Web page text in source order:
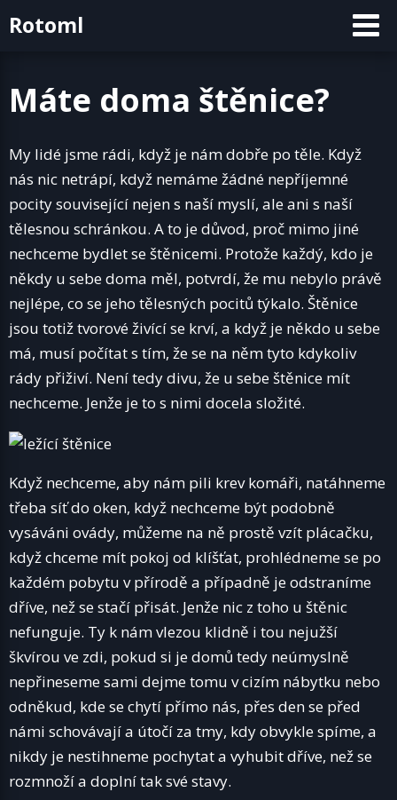
toRotoml
Máte doma štěnice?
My lidé jsme rádi, když je nám dobře po těle. Když
nás nic netrápí, když nemáme žádné nepříjemné
pocity související nejen s naší myslí, ale ani s naší
tělesnou schránkou. A to je důvod, proč mimo jiné
nechceme bydlet se štěnicemi. Protože každý, kdo je
někdy u sebe doma měl, potvrdí, že mu nebylo právě
nejlépe, co se jeho tělesných pocitů týkalo. Štěnice
jsou totiž tvorové živící se krví, a když je někdo u sebe
má, musí počítat s tím, že se na něm tyto kdykoliv
rády přiživí. Není tedy divu, že u sebe štěnice mít
nechceme. Jenže je to s nimi docela složité.
Když nechceme, aby nám pili krev komáři, natáhneme
třeba síť do oken, když nechceme být podobně
vysáváni ovády, můžeme na ně prostě vzít plácačku,
když chceme mít pokoj od klíšťat, prohlédneme se po
každém pobytu v přírodě a případně je odstraníme
dříve, než se stačí přisát. Jenže nic z toho u štěnic
nefunguje. Ty k nám vlezou klidně i tou nejužší
škvírou ve zdi, pokud si je domů tedy neúmyslně
nepřineseme sami dejme tomu v cizím nábytku nebo
odněkud, kde se chytí přímo nás, přes den se před
námi schovávají a útočí za tmy, kdy obvykle spíme, a
nikdy je nestihneme pochytat a vyhubit dříve, než se
rozmnoží a doplní tak své stavy.